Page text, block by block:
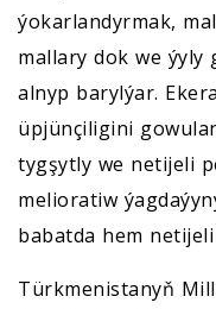
ýokarlandyrmak,
mallary dok we ýyly
alnyp barylýar.
üpjünçiligini
tygşytly we netijeli
melioratiw
babatda hem
Türkmenistanyň